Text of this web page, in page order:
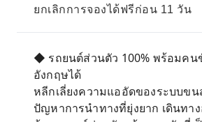
ยกเลิกการจองได้ฟรีก่อน 11 วัน
◆ รถยนต์ส่วนตัว 100% พร้อมค
อังกฤษได้
หลีกเลี่ยงความแออัดของระบบข
ปัญหาการนำทางที่ยุ่งยาก เดินทา